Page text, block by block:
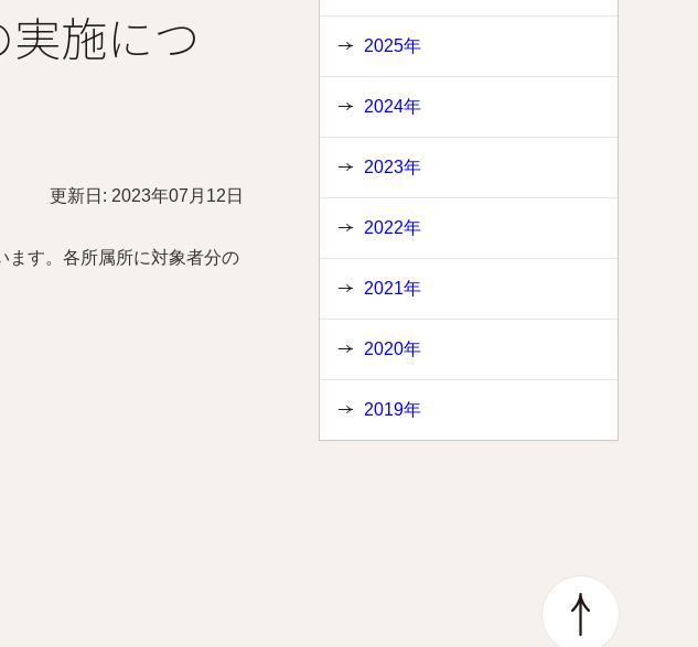
施につ
更新日: 2023年07月12日
ます。各所属所に対象者分の
2025年
2024年
2023年
2022年
2021年
2020年
2019年